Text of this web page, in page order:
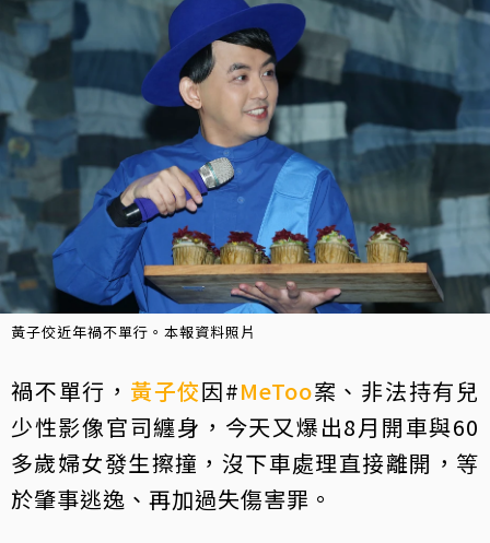
黃子佼近年禍不單行。本報資料照片
禍不單行， 黃子佼因#MeToo案、非法持有兒
少性影像官司纏身，今天又爆出8月開車與60
多歲婦女發生擦撞，沒下車處理直接離開，等
於肇事逃逸、再加過失傷害罪。